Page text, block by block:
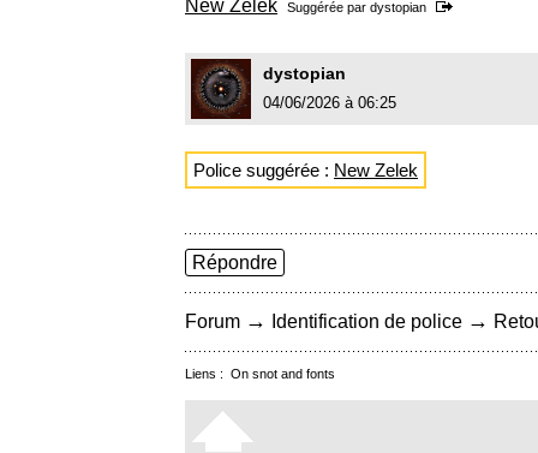
New Zelek Suggérée par dystopian
dystopian
04/06/2026 à 06:25
Police suggérée : New Zelek
Répondre
Forum → Identification de police →
Liens : On snot and fonts